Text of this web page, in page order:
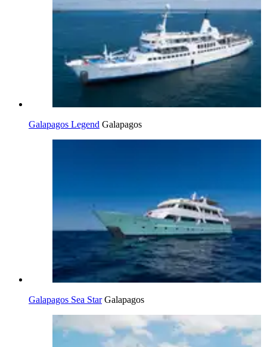
Galapagos Legend Galapagos
Galapagos Sea Star Galapagos